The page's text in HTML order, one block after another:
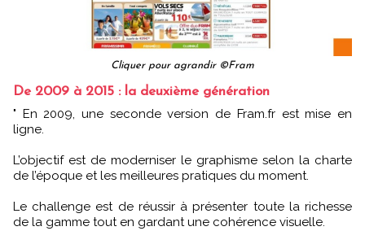
Cliquer pour agrandir ©Fram
De 2009 à 2015 : la deuxième génération
" En 2009, une seconde version de Fram.fr est mise en
ligne.
L’objectif est de moderniser le graphisme selon la charte
de l’époque et les meilleures pratiques du moment.
Le challenge est de réussir à présenter toute la richesse
de la gamme tout en gardant une cohérence visuelle.